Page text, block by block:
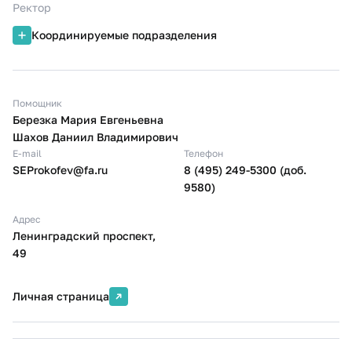
Ректор
Координируемые подразделения
Помощник
Березка Мария Евгеньевна
Шахов Даниил Владимирович
E-mail
SEProkofev@fa.ru
Телефон
8 (495) 249-5300 (доб.
9580)
Адрес
Ленинградский проспект,
49
Личная страница